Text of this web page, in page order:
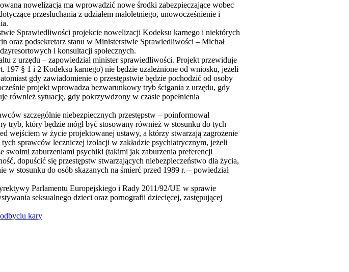
nowelizacja ma wprowadzić nowe środki zabezpieczające wobec
przesłuchania z udziałem małoletniego, unowocześnienie i
Sprawiedliwości projekcie nowelizacji Kodeksu karnego i niektórych
oraz podsekretarz stanu w Ministerstwie Sprawiedliwości – Michał
i konsultacji społecznych.
z urzędu – zapowiedział minister sprawiedliwości. Projekt przewiduje
197 § 1 i 2 Kodeksu karnego) nie będzie uzależnione od wniosku, jeżeli
gdy zawiadomienie o przestępstwie będzie pochodzić od osoby
projekt wprowadza bezwarunkowy tryb ścigania z urzędu, gdy
również sytuację, gdy pokrzywdzony w czasie popełnienia
szczególnie niebezpiecznych przestępstw – poinformował
który będzie mógł być stosowany również w stosunku do tych
wejściem w życie projektowanej ustawy, a którzy stwarzają zagrożenie
sprawców leczniczej izolacji w zakładzie psychiatrycznym, jeżeli
swoimi zaburzeniami psychiki (takimi jak zaburzenia preferencji
dopuścić się przestępstw stwarzających niebezpieczeństwo dla życia,
stosunku do osób skazanych na śmierć przed 1989 r. – powiedział
Parlamentu Europejskiego i Rady 2011/92/UE w sprawie
seksualnego dzieci oraz pornografii dziecięcej, zastępującej
kary